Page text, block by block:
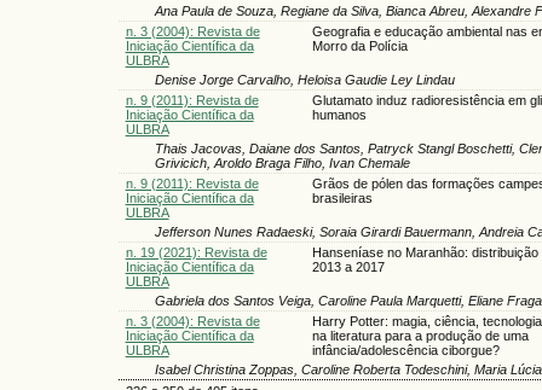
Ana Paula de Souza, Regiane da Silva, Bianca Abreu, Alexandre
n. 3 (2004): Revista de
Iniciação Científica da
ULBRA
Geografia e educação ambiental nas
Morro da Polícia
Denise Jorge Carvalho, Heloisa Gaudie Ley Lindau
n. 9 (2011): Revista de
Iniciação Científica da
ULBRA
Glutamato induz radioresistência em
humanos
Thais Jacovas, Daiane dos Santos, Patryck Stangl Boschetti,
Grivicich, Aroldo Braga Filho, Ivan Chemale
n. 9 (2011): Revista de
Iniciação Científica da
ULBRA
Grãos de pólen das formações
brasileiras
Jefferson Nunes Radaeski, Soraia Girardi Bauermann, Andreia
n. 19 (2021): Revista de
Iniciação Científica da
ULBRA
Hanseníase no Maranhão: distribuição
2013 a 2017
Gabriela dos Santos Veiga, Caroline Paula Marquetti, Eliane
n. 3 (2004): Revista de
Iniciação Científica da
ULBRA
Harry Potter: magia, ciência,
na literatura para a produção de uma
infância/adolescência ciborgue?
Isabel Christina Zoppas, Caroline Roberta Todeschini, Maria